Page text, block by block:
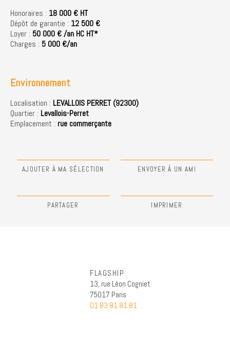
Honoraires : 18 000 € HT
Dépôt de garantie : 12 500 €
Loyer : 50 000 € /an HC HT*
Charges : 5 000 €/an
Environnement
Localisation : LEVALLOIS PERRET (92300)
Quartier : Levallois-Perret
Emplacement : rue commerçante
AJOUTER À MA SÉLECTION ENVOYER À UN AMI
PARTAGER IMPRIMER
FLAGSHIP
13, rue Léon Cogniet
75017 Paris
01 83 81 81 81